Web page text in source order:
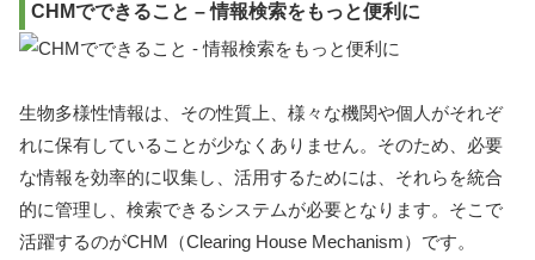
CHMでできること – 情報検索をもっと便利に
生物多様性情報は、その性質上、様々な機関や個人がそれぞ
れに保有していることが少なくありません。そのため、必要
な情報を効率的に収集し、活用するためには、それらを統合
的に管理し、検索できるシステムが必要となります。そこで
活躍するのがCHM（Clearing House Mechanism）です。